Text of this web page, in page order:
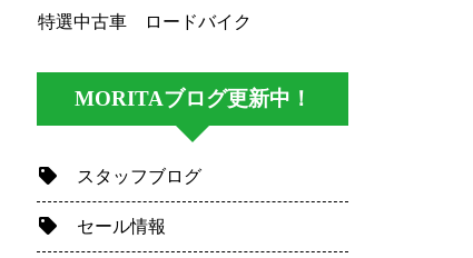
特選中古車 ロードバイク
MORITAブログ更新中！
スタッフブログ
セール情報